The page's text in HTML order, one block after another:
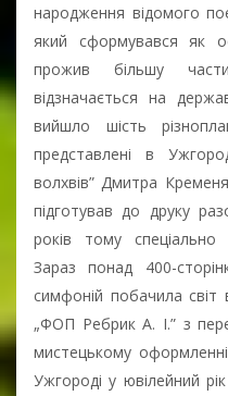
народження відомого
який сформувався як
прожив більшу
відзначається на
вийшло шість
представлені в
волхвів” Дмитра
підготував до друку
років тому спеціально
Зараз понад 400-
симфоній побачила світ
„ФОП Ребрик А. І.” з
мистецькому
Ужгороді у ювілейний